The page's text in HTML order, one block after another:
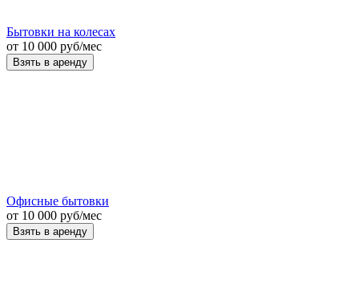
Бытовки на колесах
от 10 000 руб/мес
Взять в аренду
Офисные бытовки
от 10 000 руб/мес
Взять в аренду